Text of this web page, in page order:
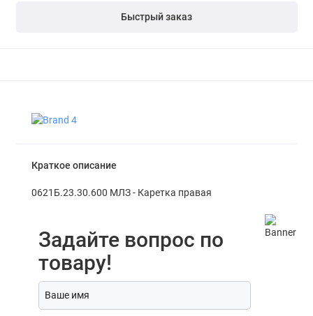
Быстрый заказ
Краткое описание
0621Б.23.30.600 МЛЗ - Каретка правая
Задайте вопрос по
товару!